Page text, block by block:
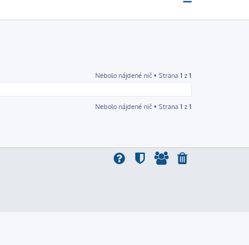
Nebolo nájdené nič • Strana 1 z 1
Nebolo nájdené nič • Strana 1 z 1